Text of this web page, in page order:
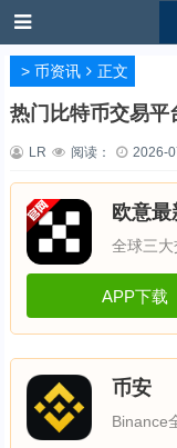
> 币资讯 正文
热门比特币交易
LR 阅读： 2026-
欧意
全球三大
APP下载
币安
Binance